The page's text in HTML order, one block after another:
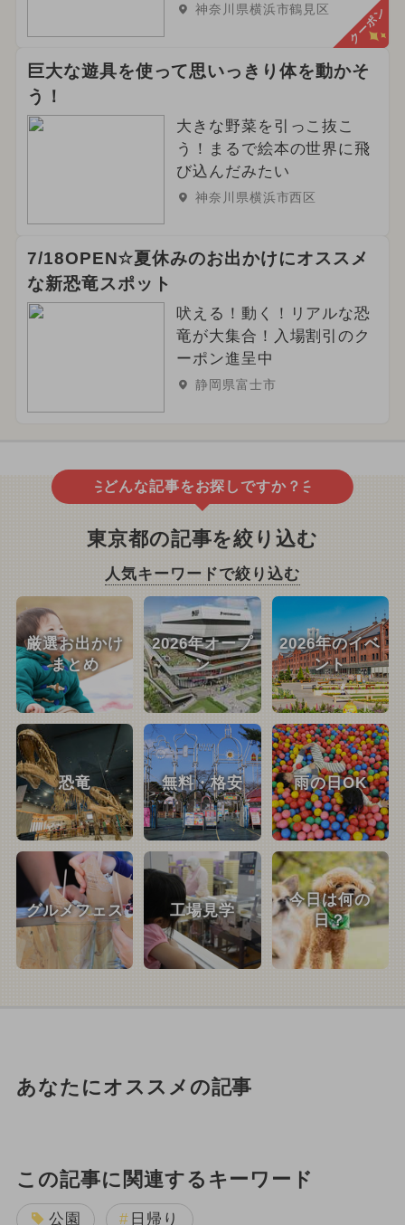
神奈川県横浜市鶴見区 クーポン
巨大な遊具を使って思いっきり体を動かそ
う！
大きな野菜を引っこ抜こ
う！まるで絵本の世界に飛
び込んだみたい
神奈川県横浜市西区
7/18OPEN☆夏休みのお出かけにオススメ
な新恐竜スポット
吠える！動く！リアルな恐
竜が大集合！入場割引のク
ーポン進呈中
静岡県富士市
どんな記事をお探しですか？
東京都の記事を絞り込む
人気キーワードで絞り込む
厳選お出かけ
まとめ
2026年オープ
ン
2026年のイベ
ント
恐竜 無料・格安 雨の日OK
グルメフェス 工場見学
今日は何の
日？
あなたにオススメの記事
この記事に関連するキーワード
公園 日帰り